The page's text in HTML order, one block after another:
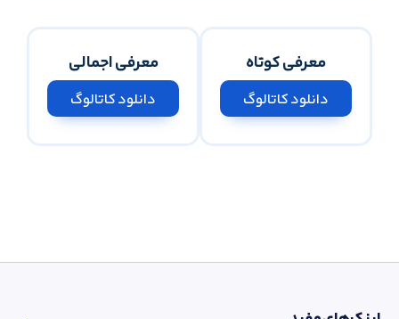
معرفی کوتاه
دانلود کاتالوگ
معرفی اجمالی
دانلود کاتالوگ